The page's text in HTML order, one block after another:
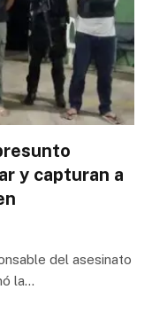
y capturan a
del asesinato
la…